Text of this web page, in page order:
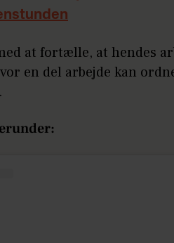
at fortælle, at hendes
en del arbejde kan